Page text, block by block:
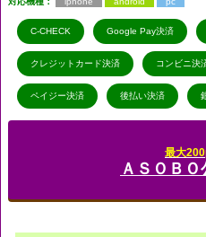
C-CHECK Google Pay決済
クレジットカード決済 コンビニ決
ペイジー決済 後払い決済
最大
ＡＳＯＢ